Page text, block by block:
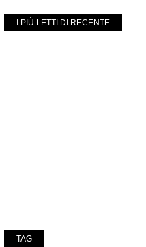
I PIÙ LETTI DI RECENTE
TAG